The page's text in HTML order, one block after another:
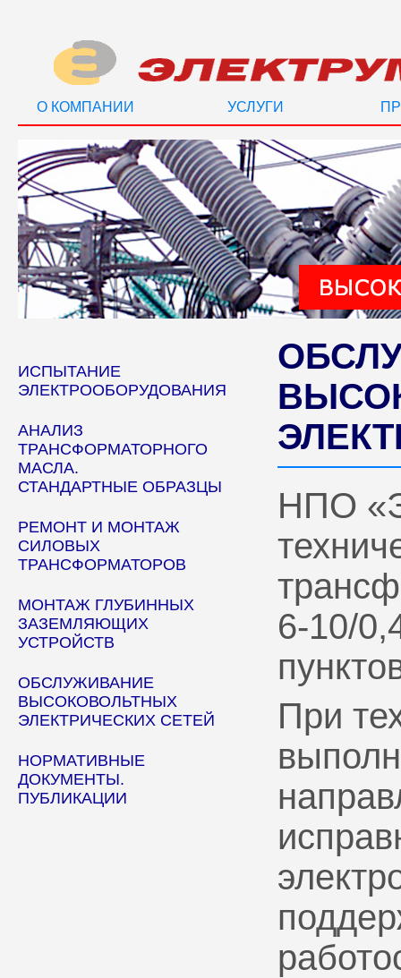
О КОМПАНИИ УСЛУГИ
ИСПЫТАНИЕ
ЭЛЕКТРООБОРУДОВАНИЯ
АНАЛИЗ
ТРАНСФОРМАТОРНОГО
МАСЛА.
СТАНДАРТНЫЕ ОБРАЗЦЫ
РЕМОНТ И МОНТАЖ
СИЛОВЫХ
ТРАНСФОРМАТОРОВ
МОНТАЖ ГЛУБИННЫХ
ЗАЗЕМЛЯЮЩИХ
УСТРОЙСТВ
ОБСЛУЖИВАНИЕ
ВЫСОКОВОЛЬТНЫХ
ЭЛЕКТРИЧЕСКИХ СЕТЕЙ
НОРМАТИВНЫЕ
ДОКУМЕНТЫ.
ПУБЛИКАЦИИ
НПО
6-10/
При